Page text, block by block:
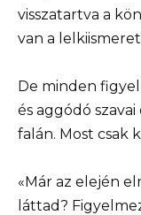
visszatartva a
van a
De minden
és aggódó
falán. Most csak
«Már az elején
láttad?